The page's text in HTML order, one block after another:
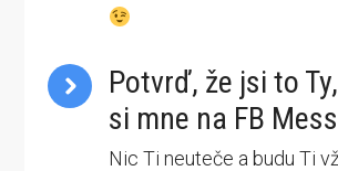
Potvrď, že jsi to
si mne na FB
Nic Ti neuteče a budu Ti